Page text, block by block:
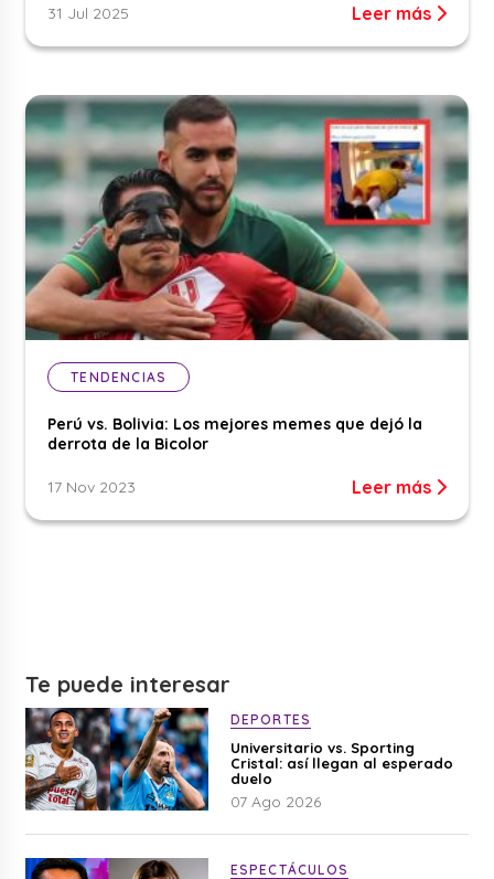
31 Jul 2025 Leer más
TENDENCIAS
Perú vs. Bolivia: Los mejores memes que dejó la
derrota de la Bicolor
17 Nov 2023 Leer más
Te puede interesar
DEPORTES
Universitario vs. Sporting
Cristal: así llegan al esperado
duelo
07 Ago 2026
ESPECTÁCULOS